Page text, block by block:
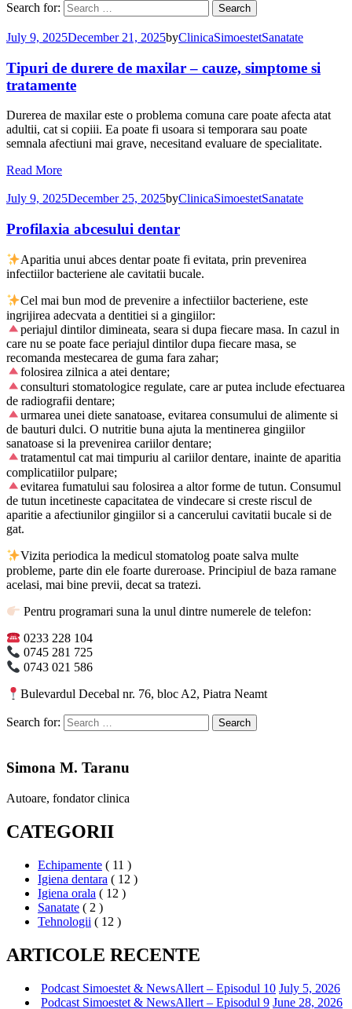
Search for: Search
July 9, 2025December 21, 2025byClinicaSimoestetSanatate
Tipuri de durere de maxilar – cauze, simptome si
tratamente
Durerea de maxilar este o problema comuna care poate afecta atat
adultii, cat si copiii. Ea poate fi usoara si temporara sau poate
semnala afectiuni mai grave, necesitand evaluare de specialitate.
Read More
July 9, 2025December 25, 2025byClinicaSimoestetSanatate
Profilaxia abcesului dentar
Aparitia unui abces dentar poate fi evitata, prin prevenirea
infectiilor bacteriene ale cavitatii bucale.
Cel mai bun mod de prevenire a infectiilor bacteriene, este
ingrijirea adecvata a dentitiei si a gingiilor:
periajul dintilor dimineata, seara si dupa fiecare masa. In cazul in
care nu se poate face periajul dintilor dupa fiecare masa, se
recomanda mestecarea de guma fara zahar;
folosirea zilnica a atei dentare;
consulturi stomatologice regulate, care ar putea include efectuarea
de radiografii dentare;
urmarea unei diete sanatoase, evitarea consumului de alimente si
de bauturi dulci. O nutritie buna ajuta la mentinerea gingiilor
sanatoase si la prevenirea cariilor dentare;
tratamentul cat mai timpuriu al cariilor dentare, inainte de aparitia
complicatiilor pulpare;
evitarea fumatului sau folosirea a altor forme de tutun. Consumul
de tutun incetineste capacitatea de vindecare si creste riscul de
aparitie a afectiunilor gingiilor si a cancerului cavitatii bucale si de
gat.
Vizita periodica la medicul stomatolog poate salva multe
probleme, parte din ele foarte dureroase. Principiul de baza ramane
acelasi, mai bine previi, decat sa tratezi.
Pentru programari suna la unul dintre numerele de telefon:
0233 228 104
0745 281 725
0743 021 586
Bulevardul Decebal nr. 76, bloc A2, Piatra Neamt
Search for: Search
Simona M. Taranu
Autoare, fondator clinica
CATEGORII
Echipamente ( 11 )
Igiena dentara ( 12 )
Igiena orala ( 12 )
Sanatate ( 2 )
Tehnologii ( 12 )
ARTICOLE RECENTE
Podcast Simoestet & NewsAllert – Episodul 10 July 5, 2026
Podcast Simoestet & NewsAllert – Episodul 9 June 28, 2026